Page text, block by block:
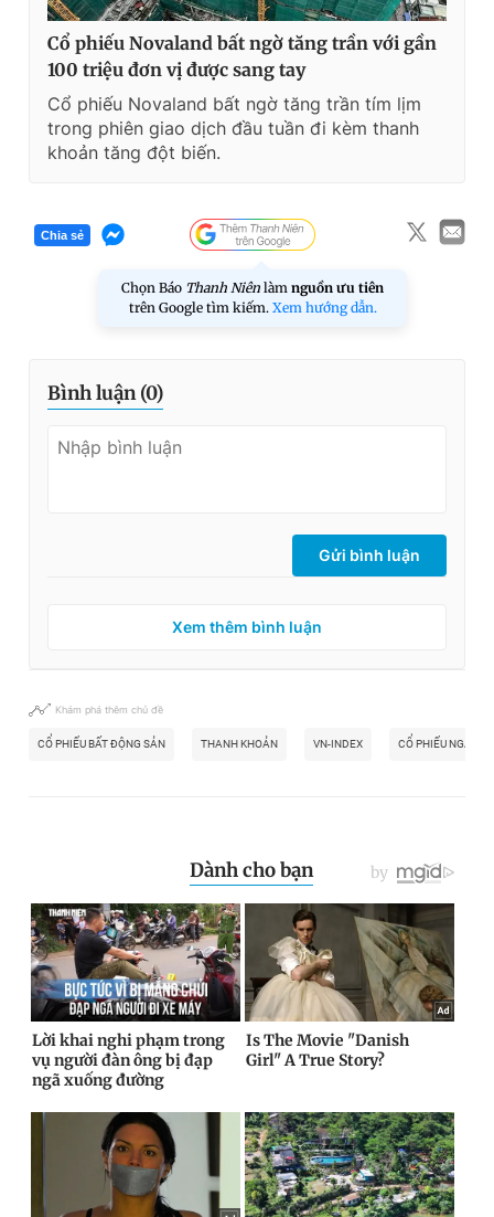
Cổ phiếu Novaland bất ngờ tăng trần với gần
100 triệu đơn vị được sang tay
Cổ phiếu Novaland bất ngờ tăng trần tím lịm
trong phiên giao dịch đầu tuần đi kèm thanh
khoản tăng đột biến.
Chia sẻ
Chọn Báo Thanh Niên làm nguồn ưu tiên
trên Google tìm kiếm. Xem hướng dẫn.
Bình luận (0)
Gửi bình luận
Xem thêm bình luận
Khám phá thêm chủ đề
CỔ PHIẾU BẤT ĐỘNG SẢN THANH KHOẢN VN-INDEX CỔ PHIẾU NGÂN